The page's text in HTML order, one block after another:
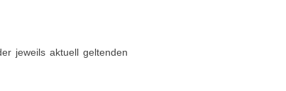
jeweils aktuell geltenden